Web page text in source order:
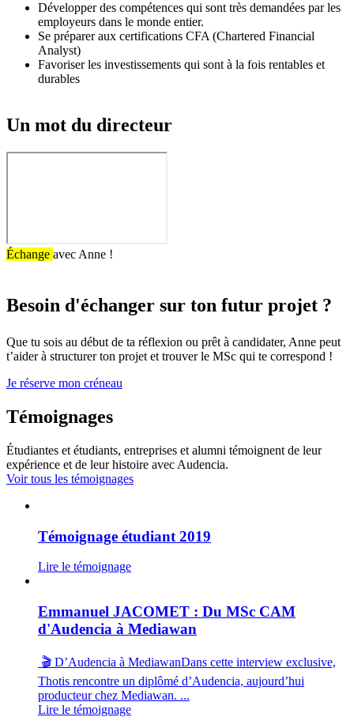
Développer des compétences qui sont très demandées par les
employeurs dans le monde entier.
Se préparer aux certifications CFA (Chartered Financial
Analyst)
Favoriser les investissements qui sont à la fois rentables et
durables
Un mot du directeur
Échange avec Anne !
Besoin d'échanger sur ton futur projet ?
Que tu sois au début de ta réflexion ou prêt à candidater, Anne peut
t’aider à structurer ton projet et trouver le MSc qui te correspond !
Je réserve mon créneau
Témoignages
Étudiantes et étudiants, entreprises et alumni témoignent de leur
expérience et de leur histoire avec Audencia.
Voir tous les témoignages
Témoignage étudiant 2019
Lire le témoignage
Emmanuel JACOMET : Du MSc CAM
d'Audencia à Mediawan
🎬 D’Audencia à MediawanDans cette interview exclusive,
Thotis rencontre un diplômé d’Audencia, aujourd’hui
producteur chez Mediawan. ...
Lire le témoignage